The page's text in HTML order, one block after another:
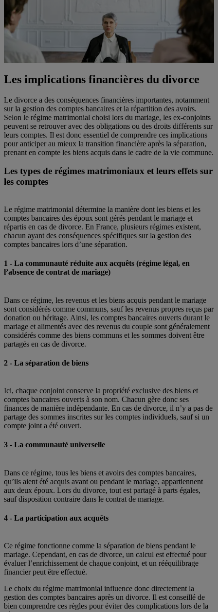
Les implications financières du divorce
Le divorce a des conséquences financières importantes, notamment
sur la gestion des comptes bancaires et la répartition des avoirs.
Selon le régime matrimonial choisi lors du mariage, les ex-conjoints
peuvent se retrouver avec des obligations ou des droits différents sur
leurs comptes. Il est donc essentiel de comprendre ces implications
pour anticiper au mieux la transition financière après la séparation,
prenant en compte les biens acquis dans le cadre de la vie commune.
Les types de régimes matrimoniaux et leurs effets sur
les comptes
Le régime matrimonial détermine la manière dont les biens et les
comptes bancaires des époux sont gérés pendant le mariage et
répartis en cas de divorce. En France, plusieurs régimes existent,
chacun ayant des conséquences spécifiques sur la gestion des
comptes bancaires lors d’une séparation.
1 - La communauté réduite aux acquêts (régime légal, en
l’absence de contrat de mariage)
Dans ce régime, les revenus et les biens acquis pendant le mariage
sont considérés comme communs, sauf les revenus propres reçus par
donation ou héritage. Ainsi, les comptes bancaires ouverts durant le
mariage et alimentés avec des revenus du couple sont généralement
considérés comme des biens communs et les sommes doivent être
partagés en cas de divorce.
2 - La séparation de biens
Ici, chaque conjoint conserve la propriété exclusive des biens et
comptes bancaires ouverts à son nom. Chacun gère donc ses
finances de manière indépendante. En cas de divorce, il n’y a pas de
partage des sommes inscrites sur les comptes individuels, sauf si un
compte joint a été ouvert.
3 - La communauté universelle
Dans ce régime, tous les biens et avoirs des comptes bancaires,
qu’ils aient été acquis avant ou pendant le mariage, appartiennent
aux deux époux. Lors du divorce, tout est partagé à parts égales,
sauf disposition contraire dans le contrat de mariage.
4 - La participation aux acquêts
Ce régime fonctionne comme la séparation de biens pendant le
mariage. Cependant, en cas de divorce, un calcul est effectué pour
évaluer l’enrichissement de chaque conjoint, et un rééquilibrage
financier peut être effectué.
Le choix du régime matrimonial influence donc directement la
gestion des comptes bancaires après un divorce. Il est conseillé de
bien comprendre ces règles pour éviter des complications lors de la